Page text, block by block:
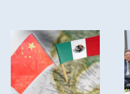
JALISCO Y
COREA
BUSCAN
FORTALECER